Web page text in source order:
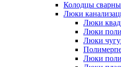
Колодцы
Люки
Люки
Люки
Люки
Люки